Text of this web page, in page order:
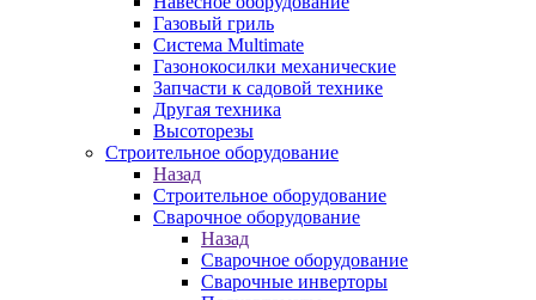
Газовый гриль
Система Multimate
Газонокосилки механические
Запчасти к садовой технике
Другая техника
Высоторезы
Строительное оборудование
Назад
Строительное оборудование
Сварочное оборудование
Назад
Сварочное оборудование
Сварочные инверторы